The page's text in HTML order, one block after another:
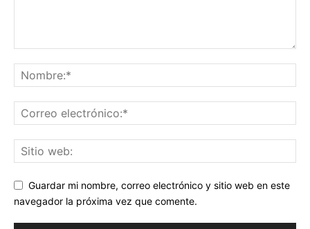
Guardar mi nombre, correo electrónico y sitio web en este
navegador la próxima vez que comente.